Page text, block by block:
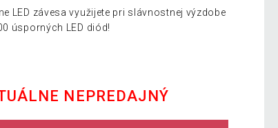
LED závesa využijete pri slávnostnej výzdobe
úsporných LED diód!
NEPREDAJNÝ